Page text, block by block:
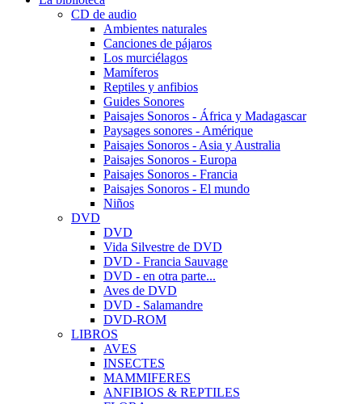
CD de audio
Ambientes naturales
Canciones de pájaros
Los murciélagos
Mamíferos
Reptiles y anfibios
Guides Sonores
Paisajes Sonoros - África y Madagascar
Paysages sonores - Amérique
Paisajes Sonoros - Asia y Australia
Paisajes Sonoros - Europa
Paisajes Sonoros - Francia
Paisajes Sonoros - El mundo
Niños
DVD
DVD
Vida Silvestre de DVD
DVD - Francia Sauvage
DVD - en otra parte...
Aves de DVD
DVD - Salamandre
DVD-ROM
LIBROS
AVES
INSECTES
MAMMIFERES
ANFIBIOS & REPTILES